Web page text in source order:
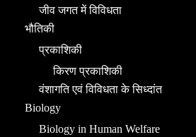
जीव जगत में विविधता
भौतिकी
प्रकाशिकी
किरण प्रकाशिकी
वंशागति एवं विविधता के सिध्दांत
Biology
Biology in Human Welfare